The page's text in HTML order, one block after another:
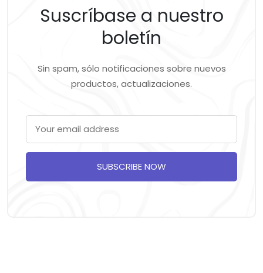
Suscríbase a nuestro
boletín
Sin spam, sólo notificaciones sobre nuevos
productos, actualizaciones.
SUBSCRIBE NOW